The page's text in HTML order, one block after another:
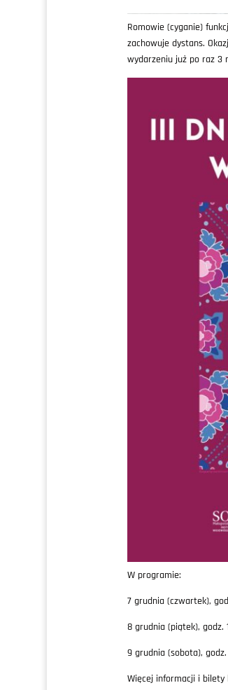
Romowie (cyganie)
zachowuje dystans.
wydarzeniu już po raz 3
W programie:
7 grudnia (czwartek),
8 grudnia (piątek), godz.
9 grudnia (sobota), godz.
Więcej informacji i bilety